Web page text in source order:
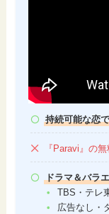
持続可能な恋
『Paravi』の
ドラマ＆バラ
TBS・テレ
広告なし・